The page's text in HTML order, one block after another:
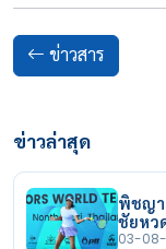
ข่าวสาร
ข่าวล่าสุด
พิชญา
ชัยหว
03-